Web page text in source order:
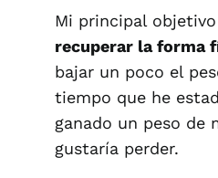
Mi principal
recuperar la forma
bajar un poco el
tiempo que he
ganado un peso de
gustaría perder.